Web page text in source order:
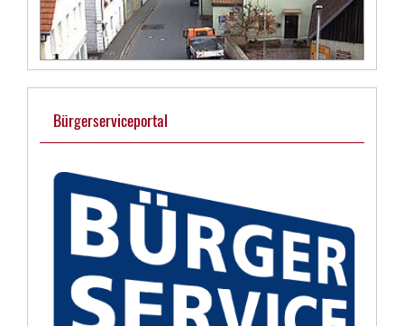
Bürgerserviceportal